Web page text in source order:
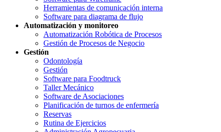
Herramientas de comunicación interna
Software para diagrama de flujo
Automatización y monitoreo
Automatización Robótica de Procesos
Gestión de Procesos de Negocio
Gestión
Odontología
Gestión
Software para Foodtruck
Taller Mecánico
Software de Asociaciones
Planificación de turnos de enfermería
Reservas
Rutina de Ejercicios